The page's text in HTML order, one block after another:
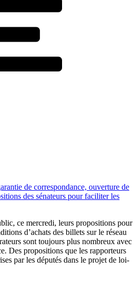
de correspondance, ouverture de
des sénateurs pour faciliter les
ce mercredi, leurs propositions pour
d’achats des billets sur le réseau
sont toujours plus nombreux avec
Des propositions que les rapporteurs
par les députés dans le projet de loi-